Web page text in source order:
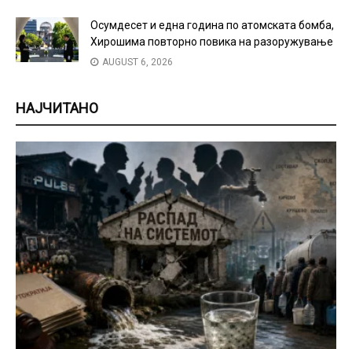
Осумдесет и една година по атомската бомба,
Хирошима повторно повика на разоружување
AUGUST 6, 2026
НАЈЧИТАНО